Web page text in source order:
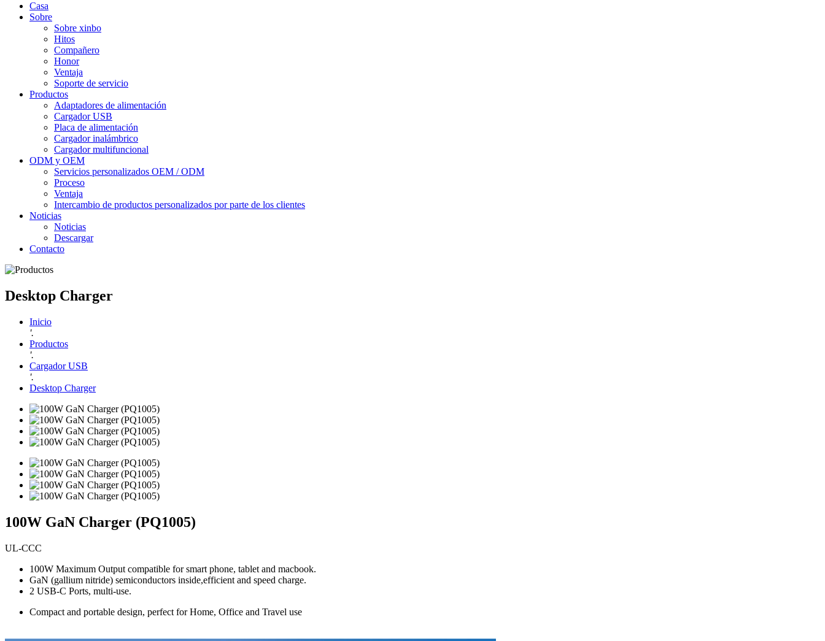
Casa
Sobre
Sobre xinbo
Hitos
Compañero
Honor
Ventaja
Soporte de servicio
Productos
Adaptadores de alimentación
Cargador USB
Placa de alimentación
Cargador inalámbrico
Cargador multifuncional
ODM y OEM
Servicios personalizados OEM / ODM
Proceso
Ventaja
Intercambio de productos personalizados por parte de los clientes
Noticias
Noticias
Descargar
Contacto
Desktop Charger
Inicio
'.
Productos
'.
Cargador USB
'.
Desktop Charger
100W GaN Charger (PQ1005)
UL-CCC
100W Maximum Output compatible for smart phone, tablet and macbook.
GaN (gallium nitride) semiconductors inside,efficient and speed charge.
2 USB-C Ports, multi-use.
Compact and portable design, perfect for Home, Office and Travel use